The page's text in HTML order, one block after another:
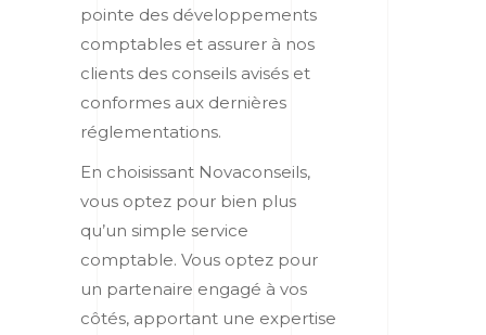
pointe des développements
comptables et assurer à nos
clients des conseils avisés et
conformes aux dernières
réglementations.
En choisissant Novaconseils,
vous optez pour bien plus
qu’un simple service
comptable. Vous optez pour
un partenaire engagé à vos
côtés, apportant une expertise